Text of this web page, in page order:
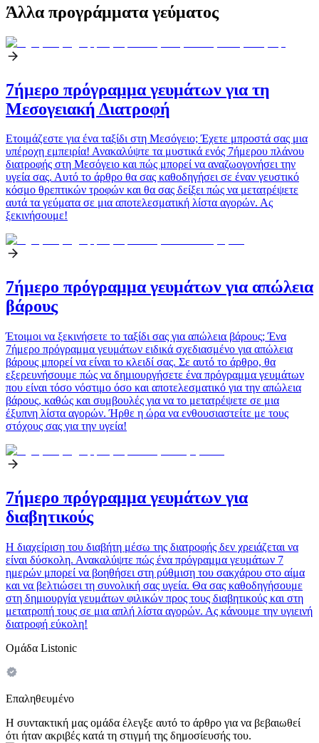
Άλλα προγράμματα γεύματος
7ήμερο πρόγραμμα γευμάτων για τη
Μεσογειακή Διατροφή
Ετοιμάζεστε για ένα ταξίδι στη Μεσόγειο; Έχετε μπροστά σας μια
υπέροχη εμπειρία! Ανακαλύψτε τα μυστικά ενός 7ήμερου πλάνου
διατροφής στη Μεσόγειο και πώς μπορεί να αναζωογονήσει την
υγεία σας. Αυτό το άρθρο θα σας καθοδηγήσει σε έναν γευστικό
κόσμο θρεπτικών τροφών και θα σας δείξει πώς να μετατρέψετε
αυτά τα γεύματα σε μια αποτελεσματική λίστα αγορών. Ας
ξεκινήσουμε!
7ήμερο πρόγραμμα γευμάτων για απώλεια
βάρους
Έτοιμοι να ξεκινήσετε το ταξίδι σας για απώλεια βάρους; Ένα
7ήμερο πρόγραμμα γευμάτων ειδικά σχεδιασμένο για απώλεια
βάρους μπορεί να είναι το κλειδί σας. Σε αυτό το άρθρο, θα
εξερευνήσουμε πώς να δημιουργήσετε ένα πρόγραμμα γευμάτων
που είναι τόσο νόστιμο όσο και αποτελεσματικό για την απώλεια
βάρους, καθώς και συμβουλές για να το μετατρέψετε σε μια
έξυπνη λίστα αγορών. Ήρθε η ώρα να ενθουσιαστείτε με τους
στόχους σας για την υγεία!
7ήμερο πρόγραμμα γευμάτων για
διαβητικούς
Η διαχείριση του διαβήτη μέσω της διατροφής δεν χρειάζεται να
είναι δύσκολη. Ανακαλύψτε πώς ένα πρόγραμμα γευμάτων 7
ημερών μπορεί να βοηθήσει στη ρύθμιση του σακχάρου στο αίμα
και να βελτιώσει τη συνολική σας υγεία. Θα σας καθοδηγήσουμε
στη δημιουργία γευμάτων φιλικών προς τους διαβητικούς και στη
μετατροπή τους σε μια απλή λίστα αγορών. Ας κάνουμε την υγιεινή
διατροφή εύκολη!
Ομάδα Listonic
Επαληθευμένο
Η συντακτική μας ομάδα έλεγξε αυτό το άρθρο για να βεβαιωθεί
ότι ήταν ακριβές κατά τη στιγμή της δημοσίευσής του.